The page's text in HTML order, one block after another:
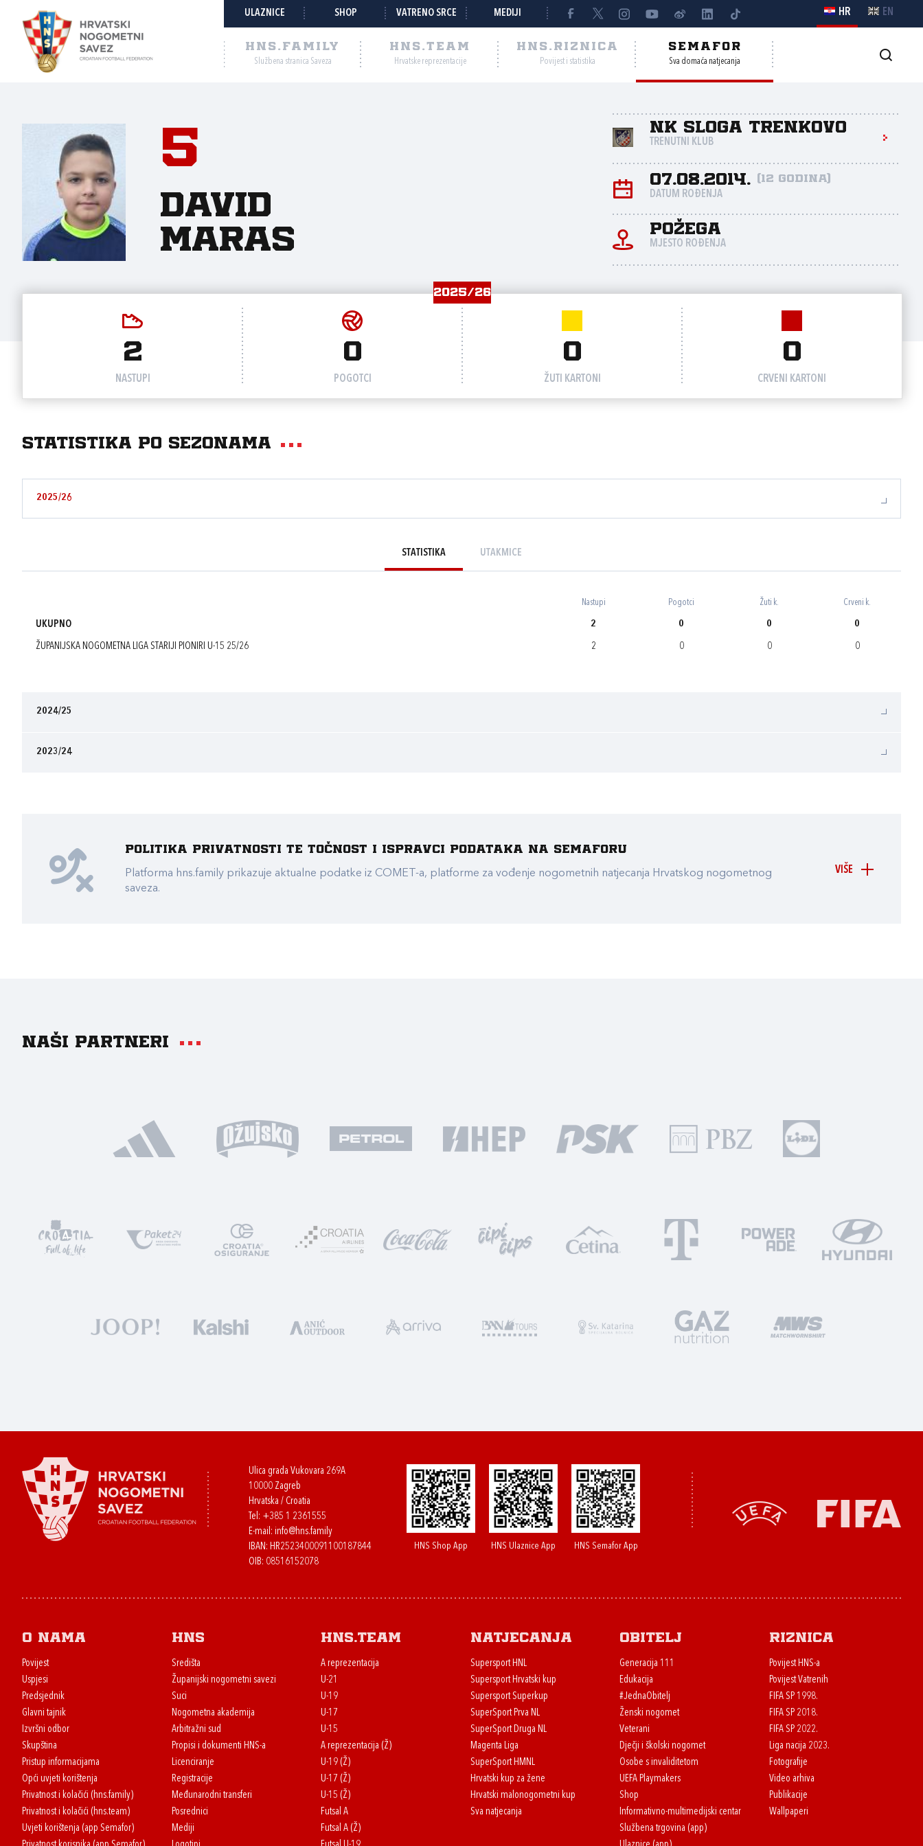
ULAZNICE SHOP VATRENO SRCE MEDIJI HR EN
HNS.FAMILY
Službena stranica Saveza
HNS.TEAM
Hrvatske reprezentacije
HNS.RIZNICA
Povijest i statistika
SEMAFOR
Sva domaća natjecanja
5
David
Maras
NK Sloga Trenkovo
TRENUTNI KLUB
07.08.2014. (12 godina)
DATUM ROĐENJA
Požega
MJESTO ROĐENJA
2025/26
2
NASTUPI
0
POGOTCI
0
ŽUTI KARTONI
0
CRVENI KARTONI
Statistika po sezonama
2025/26
STATISTIKA UTAKMICE
Nastupi Pogotci Žuti k. Crveni k.
UKUPNO 2 0 0 0
ŽUPANIJSKA NOGOMETNA LIGA STARIJI PIONIRI U-15 25/26 2 0 0 0
2024/25
2023/24
VIŠE
Politika privatnosti te točnost i ispravci podataka na Semaforu
Platforma hns.family prikazuje aktualne podatke iz COMET-a, platforme za vođenje nogometnih natjecanja Hrvatskog nogometnog
saveza.
Naši partneri
Ulica grada Vukovara 269A
10000 Zagreb
Hrvatska / Croatia
Tel: +385 1 2361555
E-mail: info@hns.family
IBAN: HR2523400091100187844
OIB: 08516152078
HNS Shop App HNS Ulaznice App HNS Semafor App
O nama
Povijest
Uspjesi
Predsjednik
Glavni tajnik
Izvršni odbor
Skupština
Pristup informacijama
Opći uvjeti korištenja
Privatnost i kolačići (hns.family)
Privatnost i kolačići (hns.team)
Uvjeti korištenja (app Semafor)
HNS
Središta
Županijski nogometni savezi
Suci
Nogometna akademija
Arbitražni sud
Propisi i dokumenti HNS-a
Licenciranje
Registracije
Međunarodni transferi
Posrednici
Mediji
HNS.team
A reprezentacija
U-21
U-19
U-17
U-15
A reprezentacija (Ž)
U-19 (Ž)
U-17 (Ž)
U-15 (Ž)
Futsal A
Futsal A (Ž)
Natjecanja
Supersport HNL
Supersport Hrvatski kup
Supersport Superkup
SuperSport Prva NL
SuperSport Druga NL
Magenta Liga
SuperSport HMNL
Hrvatski kup za žene
Hrvatski malonogometni kup
Sva natjecanja
Obitelj
Generacija 111
Edukacija
#JednaObitelj
Ženski nogomet
Veterani
Dječji i školski nogomet
Osobe s invaliditetom
UEFA Playmakers
Shop
Informativno-multimedijski centar
Službena trgovina (app)
Riznica
Povijest HNS-a
Povijest Vatrenih
FIFA SP 1998.
FIFA SP 2018.
FIFA SP 2022.
Liga nacija 2023.
Fotografije
Video arhiva
Publikacije
Wallpaperi